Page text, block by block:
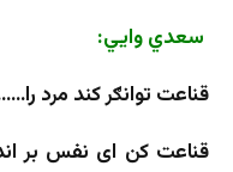
سعدي وايي:
قناعت توانګر کند مرد
قناعت کن ای نفس بر